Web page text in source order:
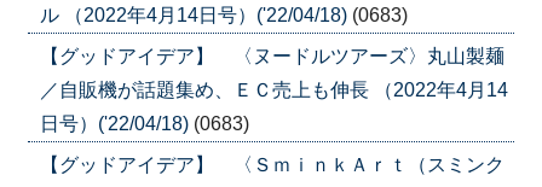
ル （2022年4月14日号）('22/04/18) (0683)
【グッドアイデア】 〈ヌードルツアーズ〉丸山製麺
／自販機が話題集め、ＥＣ売上も伸長 （2022年4月14
日号）('22/04/18) (0683)
【グッドアイデア】 〈ＳｍｉｎｋＡｒｔ（スミンク